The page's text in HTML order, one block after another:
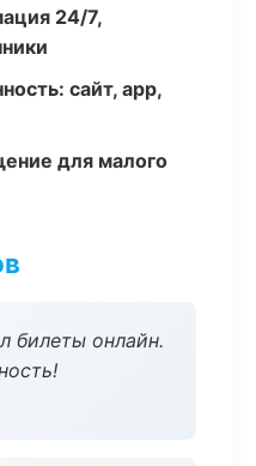
24/7,
сайт, app,
для малого
билеты онлайн.